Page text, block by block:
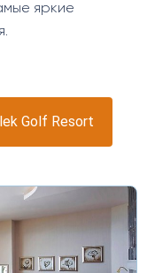
яркие
Golf Resort